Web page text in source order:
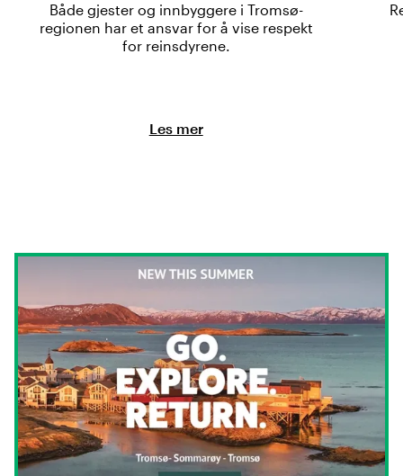
Både gjester og innbyggere i Tromsø-
regionen har et ansvar for å vise respekt
for reinsdyrene.
Les mer